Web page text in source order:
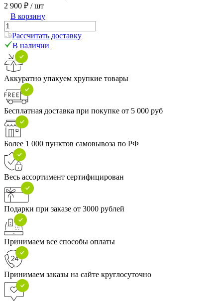
2 900 ₽ / шт
В корзину
Рассчитать доставку
В наличии
Аккуратно упакуем хрупкие товары
Бесплатная доставка при покупке от 5 000 руб
Более 1 000 пунктов самовывоза по РФ
Весь ассортимент сертифицирован
Подарки при заказе от 3000 рублей
Принимаем все способы оплаты
Принимаем заказы на сайте круглосуточно